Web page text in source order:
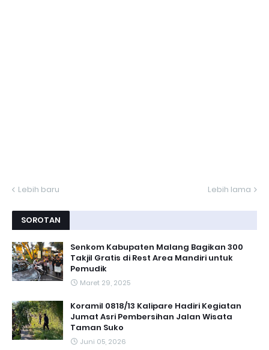
Lebih baru Lebih lama
SOROTAN
Senkom Kabupaten Malang Bagikan 300
Takjil Gratis di Rest Area Mandiri untuk
Pemudik
Maret 29, 2025
Koramil 0818/13 Kalipare Hadiri Kegiatan
Jumat Asri Pembersihan Jalan Wisata
Taman Suko
Juni 05, 2026